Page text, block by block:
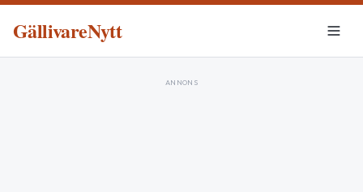
GällivareNytt
ANNONS